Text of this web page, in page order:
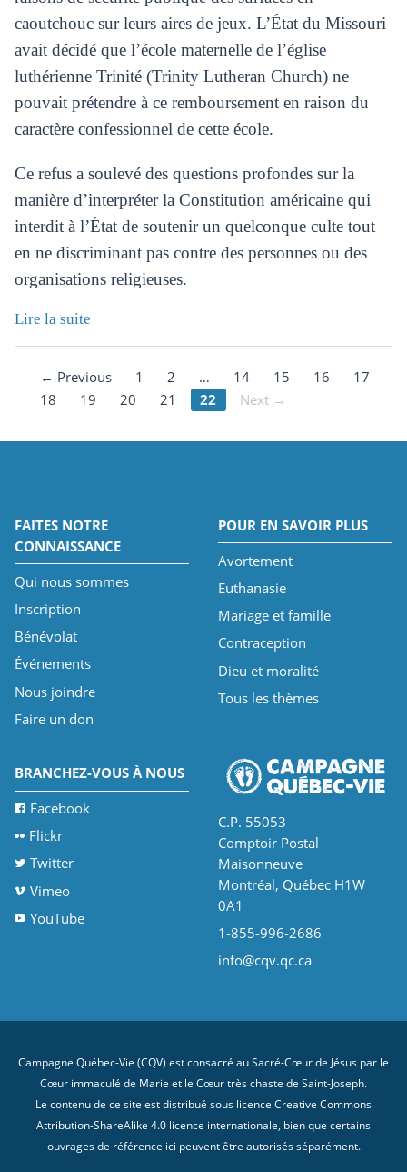
caoutchouc sur leurs aires de jeux. L’État du Missouri
avait décidé que l’école maternelle de l’église
luthérienne Trinité (Trinity Lutheran Church) ne
pouvait prétendre à ce remboursement en raison du
caractère confessionnel de cette école.
Ce refus a soulevé des questions profondes sur la
manière d’interpréter la Constitution américaine qui
interdit à l’État de soutenir un quelconque culte tout
en ne discriminant pas contre des personnes ou des
organisations religieuses.
Lire la suite
← Previous 1 2 … 14 15 16
17
18
19 20 21 22 Next →
FAITES NOTRE
CONNAISSANCE
Qui nous sommes
Inscription
Bénévolat
Événements
Nous joindre
Faire un don
POUR EN SAVOIR PLUS
Avortement
Euthanasie
Mariage et famille
Contraception
Dieu et moralité
Tous les thèmes
BRANCHEZ-VOUS À NOUS
Facebook
Flickr
Twitter
Vimeo
YouTube
C.P. 55053
Comptoir Postal
Maisonneuve
Montréal, Québec H1W
0A1
1-855-996-2686
info@cqv.qc.ca
Campagne Québec-Vie (CQV) est consacré au Sacré-Cœur de Jésus par le
Cœur immaculé de Marie et le Cœur très chaste de Saint-Joseph.
Le contenu de ce site est distribué sous licence Creative Commons
Attribution-ShareAlike 4.0 licence internationale , bien que certains
ouvrages de référence ici peuvent être autorisés séparément.